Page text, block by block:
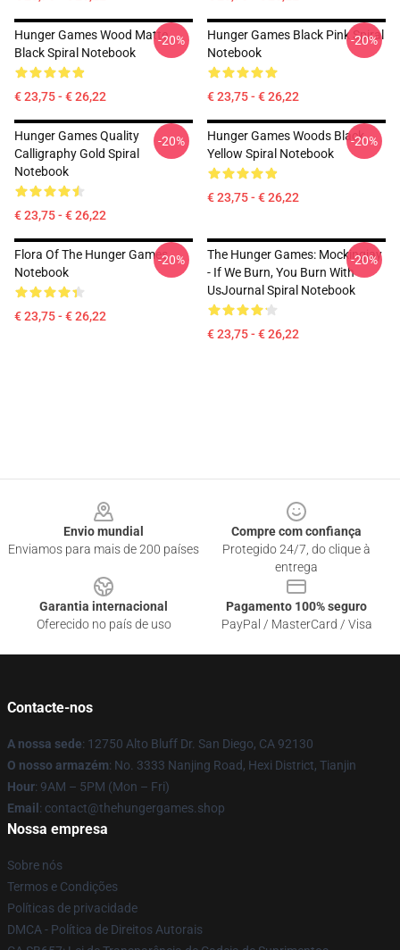
Hunger Games Wood Matte
Black Spiral Notebook
€ 23,75 - € 26,22
-20%
Hunger Games Black Pink Spiral
Notebook
€ 23,75 - € 26,22
-20%
Hunger Games Quality
Calligraphy Gold Spiral
Notebook
€ 23,75 - € 26,22
-20%
Hunger Games Woods Black
Yellow Spiral Notebook
€ 23,75 - € 26,22
-20%
Flora Of The Hunger Games
Notebook
€ 23,75 - € 26,22
-20%
The Hunger Games: Mockingjay
- If We Burn, You Burn With
UsJournal Spiral Notebook
€ 23,75 - € 26,22
-20%
Envio mundial
Enviamos para mais de 200 países
Compre com confiança
Protegido 24/7, do clique à
entrega
Garantia internacional
Oferecido no país de uso
Pagamento 100% seguro
PayPal / MasterCard / Visa
Contacte-nos
A nossa sede: 12750 Alto Bluff Dr. San Diego, CA 92130
O nosso armazém: No. 3333 Nanjing Road, Hexi District, Tianjin
Hour: 9AM – 5PM (Mon – Fri)
Email : contact@thehungergames.shop
Nossa empresa
Sobre nós
Termos e Condições
Políticas de privacidade
DMCA - Política de Direitos Autorais